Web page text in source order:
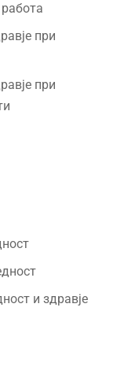
при
при
и здравје